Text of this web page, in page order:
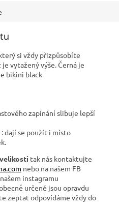
si vždy přizpůsobíte
vytažený výše. Černá je
bikini black
zapínání slibuje lepší
dají se použít i místo
tak nás kontaktujte
nebo na našem FB
instagramu
určené jsou opravdu
zeptat odpovídáme vždy do